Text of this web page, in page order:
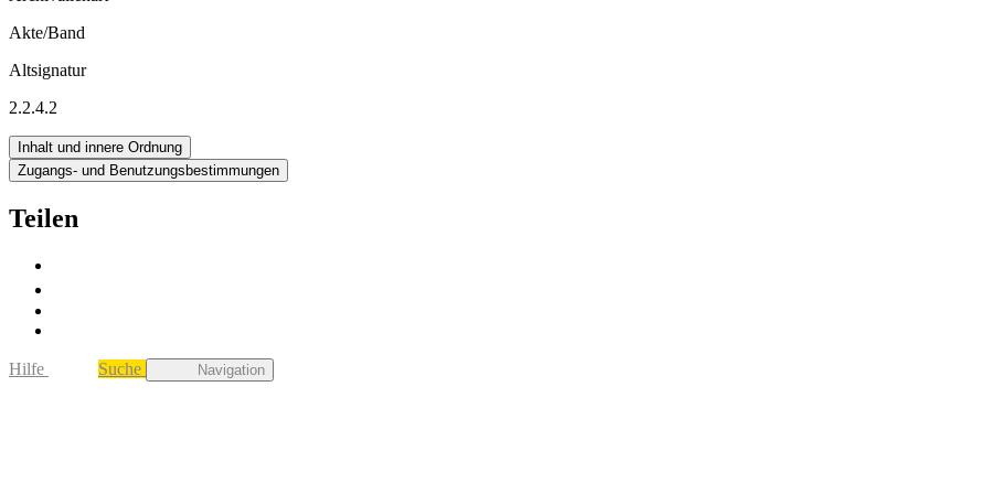
Akte/Band
Altsignatur
2.2.4.2
Inhalt und innere Ordnung
Zugangs- und Benutzungsbestimmungen
Teilen
Hilfe Suche Navigation